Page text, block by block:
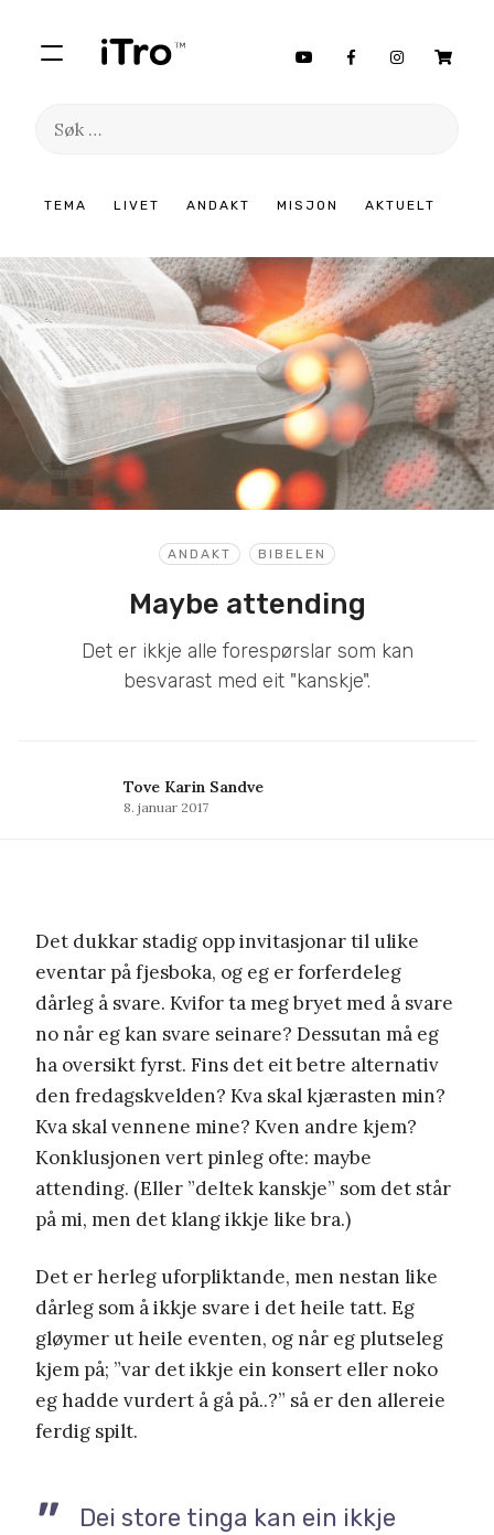
TEMA LIVET ANDAKT MISJON AKTUELT
Søk
innhold
ANDAKT BIBELEN
Maybe attending
Det er ikkje alle forespørslar som kan
besvarast med eit "kanskje".
Tove Karin Sandve
8. januar 2017
Det dukkar stadig opp invitasjonar til ulike
eventar på fjesboka, og eg er forferdeleg
dårleg å svare. Kvifor ta meg bryet med å svare
no når eg kan svare seinare? Dessutan må eg
ha oversikt fyrst. Fins det eit betre alternativ
den fredagskvelden? Kva skal kjærasten min?
Kva skal vennene mine? Kven andre kjem?
Konklusjonen vert pinleg ofte: maybe
attending. (Eller ”deltek kanskje” som det står
på mi, men det klang ikkje like bra.)
Det er herleg uforpliktande, men nestan like
dårleg som å ikkje svare i det heile tatt. Eg
gløymer ut heile eventen, og når eg plutseleg
kjem på; ”var det ikkje ein konsert eller noko
eg hadde vurdert å gå på..?” så er den allereie
ferdig spilt.
Dei store tinga kan ein ikkje